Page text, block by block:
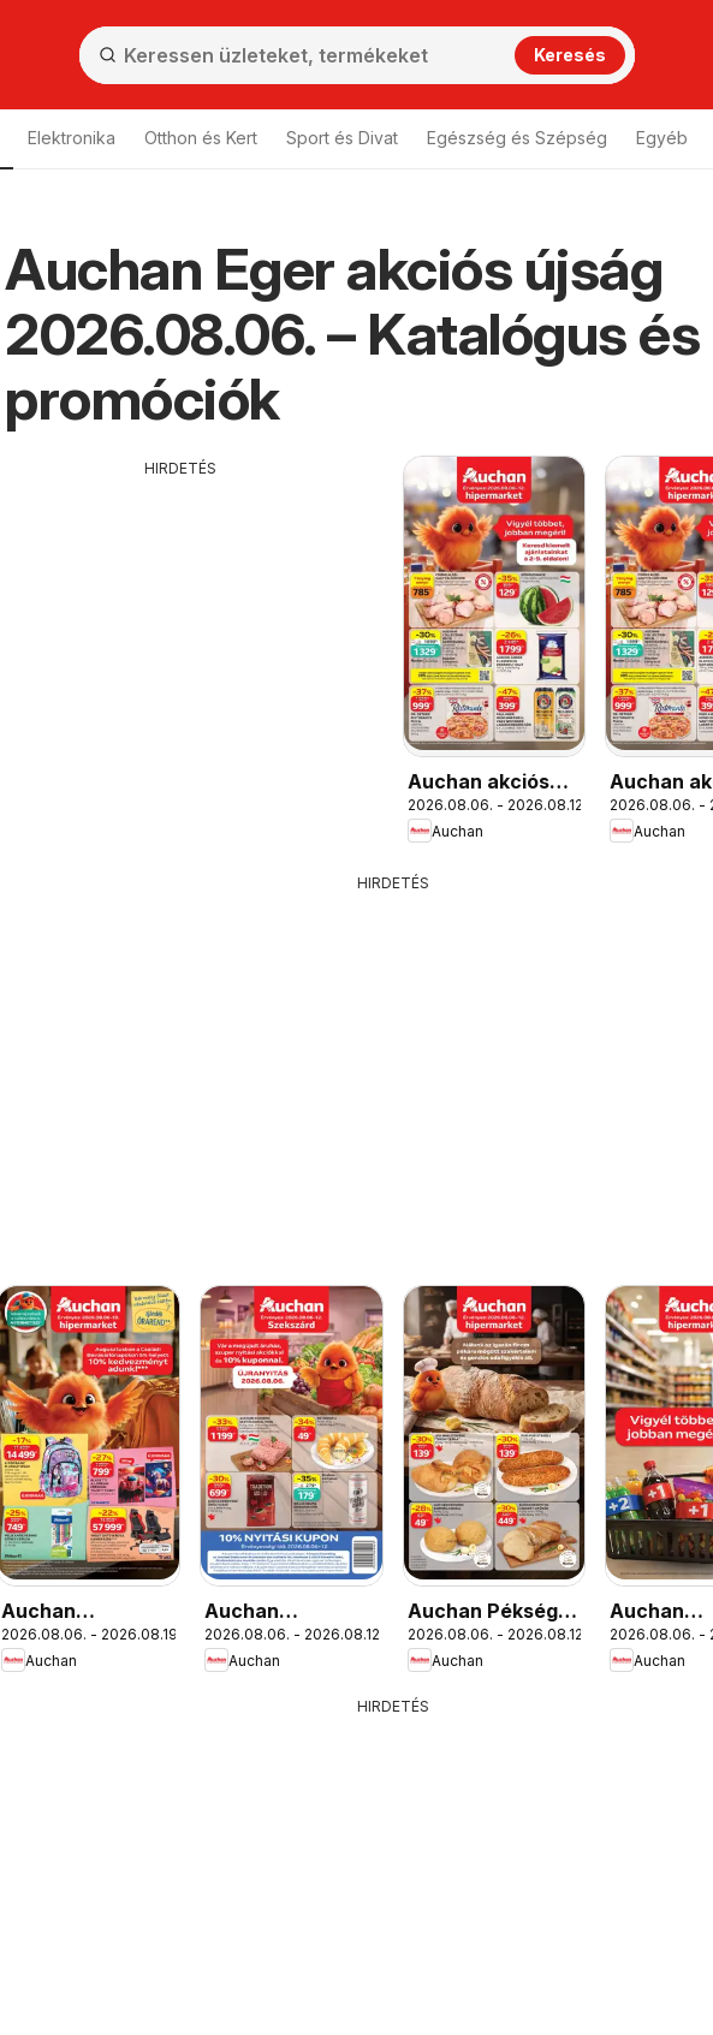
Keresés
Elektronika Otthon és Kert Sport és Divat Egészség és Szépség Egyéb
Auchan Eger akciós újság
2026.08.06. – Katalógus és
promóciók
HIRDETÉS
Auchan akciós
újság Szolnok
2026.08.06. - 2026.08.12.
Auchan
Auchan
újság
2026.08.06. -
Auchan
HIRDETÉS
Auchan
Iskolakezdés
ajánlatok
2026.08.06. - 2026.08.19.
Auchan
Auchan
Szekszárdi
nyitási
2026.08.06. - 2026.08.12.
Auchan
Auchan Pékség
ajánlataink
2026.08.06. - 2026.08.12.
Auchan
Auchan
2026.08.06. -
Auchan
HIRDETÉS